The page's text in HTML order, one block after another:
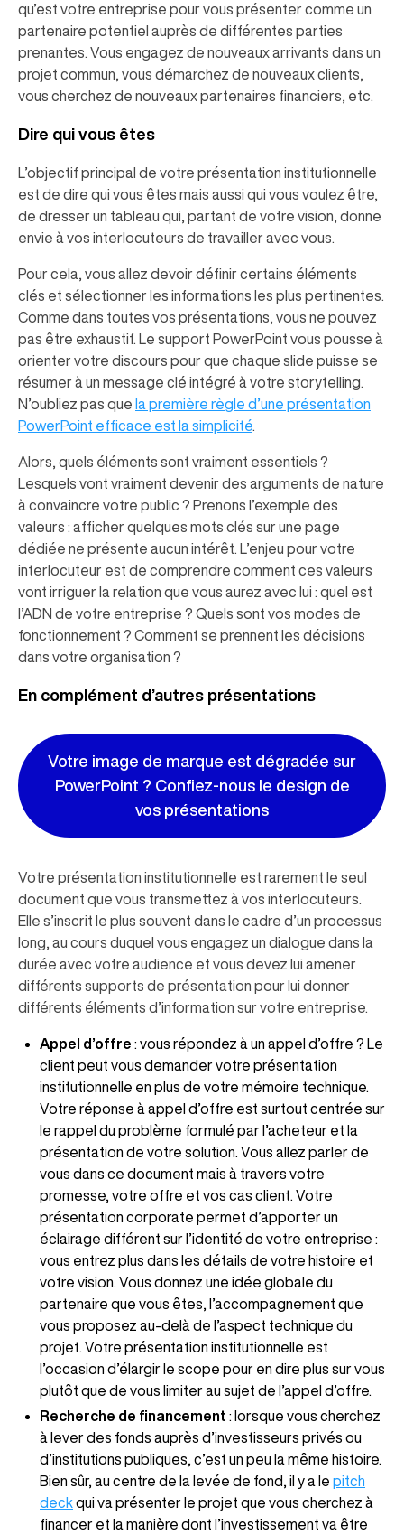
qu’est votre entreprise pour vous présenter comme un
partenaire potentiel auprès de différentes parties
prenantes. Vous engagez de nouveaux arrivants dans un
projet commun, vous démarchez de nouveaux clients,
vous cherchez de nouveaux partenaires financiers, etc.
Dire qui vous êtes
L’objectif principal de votre présentation institutionnelle
est de dire qui vous êtes mais aussi qui vous voulez être,
de dresser un tableau qui, partant de votre vision, donne
envie à vos interlocuteurs de travailler avec vous.
Pour cela, vous allez devoir définir certains éléments
clés et sélectionner les informations les plus pertinentes.
Comme dans toutes vos présentations, vous ne pouvez
pas être exhaustif. Le support PowerPoint vous pousse à
orienter votre discours pour que chaque slide puisse se
résumer à un message clé intégré à votre storytelling.
N’oubliez pas que la première règle d’une présentation
PowerPoint efficace est la simplicité
Alors, quels éléments sont vraiment essentiels ?
Lesquels vont vraiment devenir des arguments de nature
à convaincre votre public ? Prenons l’exemple des
valeurs : afficher quelques mots clés sur une page
dédiée ne présente aucun intérêt. L’enjeu pour votre
interlocuteur est de comprendre comment ces valeurs
vont irriguer la relation que vous aurez avec lui : quel est
l’ADN de votre entreprise ? Quels sont vos modes de
fonctionnement ? Comment se prennent les décisions
dans votre organisation ?
En complément d’autres présentations
Votre image de marque est dégradée sur
PowerPoint ? Confiez-nous le design de
vos présentations
Votre présentation institutionnelle est rarement le seul
document que vous transmettez à vos interlocuteurs.
Elle s’inscrit le plus souvent dans le cadre d’un processus
long, au cours duquel vous engagez un dialogue dans la
durée avec votre audience et vous devez lui amener
différents supports de présentation pour lui donner
différents éléments d’information sur votre entreprise.
Appel d’offre : vous répondez à un appel d’offre ? Le
client peut vous demander votre présentation
institutionnelle en plus de votre mémoire technique.
Votre réponse à appel d’offre est surtout centrée sur
le rappel du problème formulé par l’acheteur et la
présentation de votre solution. Vous allez parler de
vous dans ce document mais à travers votre
promesse, votre offre et vos cas client. Votre
présentation corporate permet d’apporter un
éclairage différent sur l’identité de votre entreprise :
vous entrez plus dans les détails de votre histoire et
votre vision. Vous donnez une idée globale du
partenaire que vous êtes, l’accompagnement que
vous proposez au-delà de l’aspect technique du
projet. Votre présentation institutionnelle est
l’occasion d’élargir le scope pour en dire plus sur vous
plutôt que de vous limiter au sujet de l’appel d’offre.
Recherche de financement : lorsque vous cherchez
à lever des fonds auprès d’investisseurs privés ou
d’institutions publiques, c’est un peu la même histoire.
Bien sûr, au centre de la levée de fond, il y a le pitch
deckqui va présenter le projet que vous cherchez à
financer et la manière dont l’investissement va être